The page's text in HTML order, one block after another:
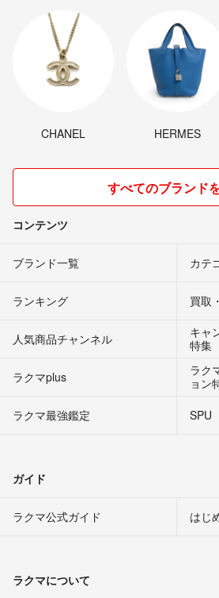
CHANEL HERMES
すべてのブランド
コンテンツ
ブランド一覧 カテ
ランキング 買取
人気商品チャンネル
キャ
特集
ラクマplus
ラク
ョン
ラクマ最強鑑定
SPU
ガイド
ラクマ公式ガイド はじ
ラクマについて